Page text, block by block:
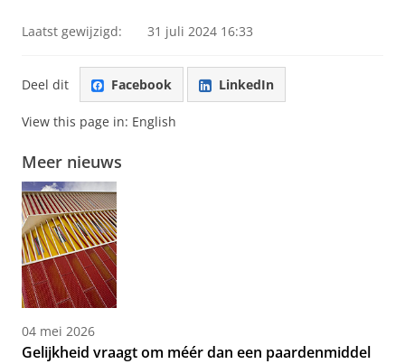
Laatst gewijzigd: 31 juli 2024 16:33
Deel dit Facebook LinkedIn
View this page in: English
Meer nieuws
04 mei 2026
Gelijkheid vraagt om méér dan een paardenmiddel